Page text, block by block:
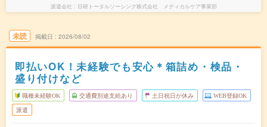
派遣会社 日研トータルソーシング株式会社 メディカルケア事業部
未読 掲載日 2026/08/02
即払いOK！未経験でも安心＊箱詰め・検品・
盛り付けなど
職種未経験OK 交通費別途支給あり 土日祝日が休み WEB登録OK
派遣